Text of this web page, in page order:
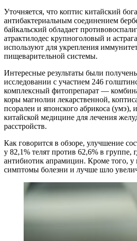
Уточняется, что коптис китайский
антибактериальным соединением
байкальский обладает
атрактилодес крупноголовый и
используют для укрепления
пищеварительной системы.
Интересные результаты были
исследовании с участием 246
комплексный фитопрепарат —
коры магнолии лекарственной,
псоралеи и японского абрикоса (умэ),
китайской медицине для лечения
расстройств.
Как говорится в обзоре, улучшение
у 82,1% телят против 62,6% в группе,
антибиотик апрамицин. Кроме того, у
симптомы болезни и лучше шло